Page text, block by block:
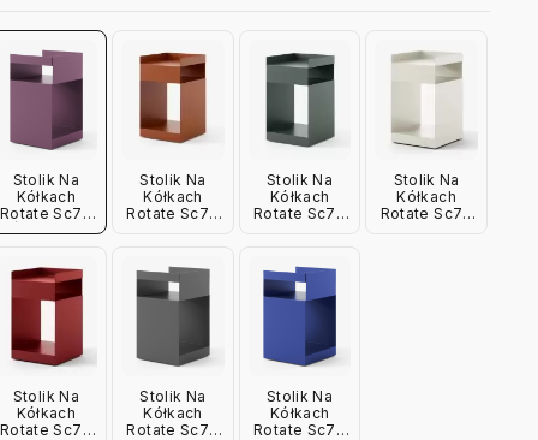
Stolik Na
Kółkach
Rotate Sc73
Śliwkowy
Stolik Na
Kółkach
Rotate Sc73
Stolik Na
Kółkach
Rotate Sc73
Stolik Na
Kółkach
Rotate Sc73
Stolik Na
Kółkach
Rotate Sc73
Stolik Na
Kółkach
Rotate Sc73
Stolik Na
Kółkach
Rotate Sc73